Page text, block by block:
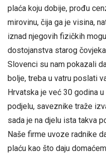
plaća koju dobije, prođu
mirovinu, čija ga je visina,
iznad njegovih fizičkih
dostojanstva starog
Slovenci su nam pokazali
bolje, treba u vatru poslati
Hrvatska je već 30 godina
podjelu, saveznike traže
sada je na djelu ista takva
Naše firme uvoze radnike
plaću kao što daju